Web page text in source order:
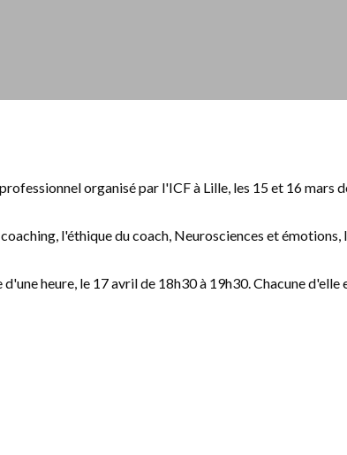
organisé par l'ICF à Lille, les 15 et 16 mars
l'éthique du coach, Neurosciences et
heure, le 17 avril de 18h30 à 19h30. Chacune d'elle